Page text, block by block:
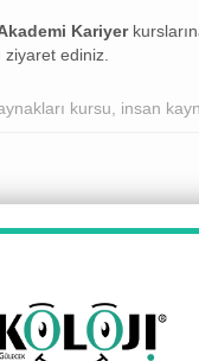
Kariyer
ziyaret ediniz.
kursu insan